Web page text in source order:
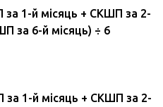
1-й місяць + СКШП за 2-
за 6-й місяць) ÷ 6
1-й місяць + СКШП за 2-